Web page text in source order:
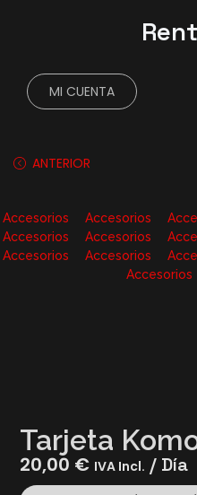
MI CUENTA
ANTERIOR
Accesorios Accesorios
Accesorios
Accesorios
Accesorios
Accesorios
Accesorios
Tarjeta
20,00 € IVA Incl. / Día